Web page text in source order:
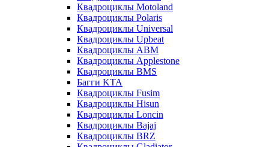
Квадроциклы Motoland
Квадроциклы Polaris
Квадроциклы Universal
Квадроциклы Upbeat
Квадроциклы ABM
Квадроциклы Applestone
Квадроциклы BMS
Багги KTA
Квадроциклы Fusim
Квадроциклы Hisun
Квадроциклы Loncin
Квадроциклы Bajaj
Квадроциклы BRZ